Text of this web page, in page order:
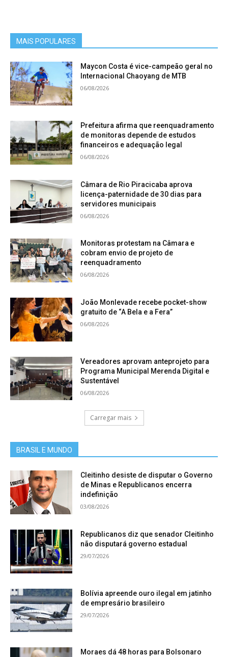
MAIS POPULARES
Maycon Costa é vice-campeão geral no
Internacional Chaoyang de MTB
06/08/2026
Prefeitura afirma que reenquadramento
de monitoras depende de estudos
financeiros e adequação legal
06/08/2026
Câmara de Rio Piracicaba aprova
licença-paternidade de 30 dias para
servidores municipais
06/08/2026
Monitoras protestam na Câmara e
cobram envio de projeto de
reenquadramento
06/08/2026
João Monlevade recebe pocket-show
gratuito de “A Bela e a Fera”
06/08/2026
Vereadores aprovam anteprojeto para
Programa Municipal Merenda Digital e
Sustentável
06/08/2026
Carregar mais
BRASIL E MUNDO
Cleitinho desiste de disputar o Governo
de Minas e Republicanos encerra
indefinição
03/08/2026
Republicanos diz que senador Cleitinho
não disputará governo estadual
29/07/2026
Bolívia apreende ouro ilegal em jatinho
de empresário brasileiro
29/07/2026
Moraes dá 48 horas para Bolsonaro